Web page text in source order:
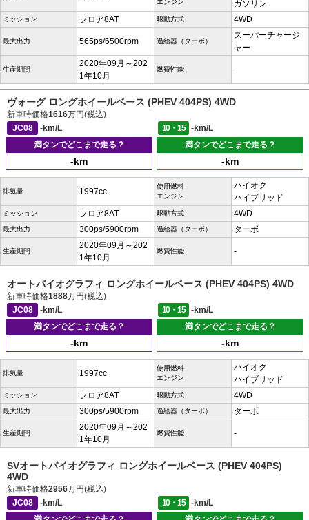
エンジン
ガソリン
ミッション フロア8AT 駆動方式 4WD
最大出力 565ps/6500rpm 過給器（ターボ）
スーパーチャージ
ャー
生産期間
2020年09月～202
1年10月
燃費性能 -
ヴォーグ ロングホイールベース (PHEV 404PS) 4WD
新車時価格1616万円(税込)
JC08
-km/L 10・15
-km/L
満タンでどこまで走る？
-km
満タンでどこまで走る？
-km
排気量 1997cc
使用燃料
エンジン
ハイオク
ハイブリッド
ミッション フロア8AT 駆動方式 4WD
最大出力 300ps/5900rpm 過給器（ターボ） ターボ
生産期間
2020年09月～202
1年10月
燃費性能 -
オートバイオグラフィ ロングホイールベース (PHEV 404PS) 4WD
新車時価格1888万円(税込)
JC08
-km/L 10・15
-km/L
満タンでどこまで走る？
-km
満タンでどこまで走る？
-km
排気量 1997cc
使用燃料
エンジン
ハイオク
ハイブリッド
ミッション フロア8AT 駆動方式 4WD
最大出力 300ps/5900rpm 過給器（ターボ） ターボ
生産期間
2020年09月～202
1年10月
燃費性能 -
SVオートバイオグラフィ ロングホイールベース (PHEV 404PS)
4WD
新車時価格2956万円(税込)
JC08
-km/L 10・15
-km/L